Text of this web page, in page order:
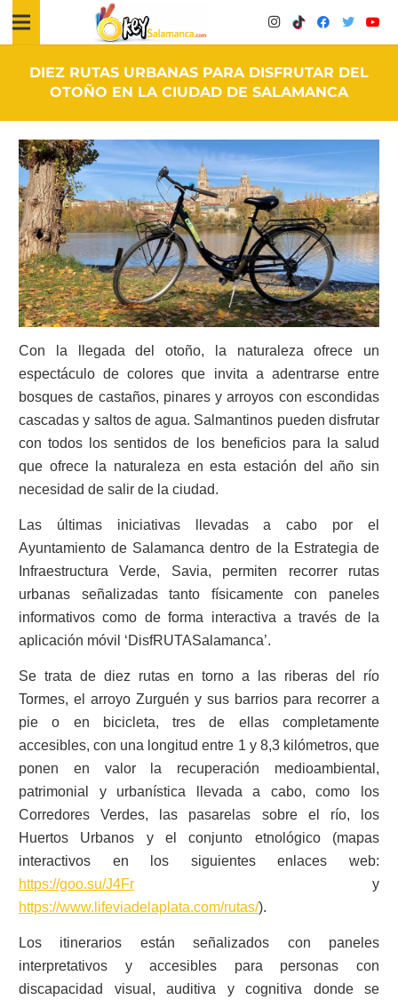
DIEZ RUTAS URBANAS PARA DISFRUTAR DEL
OTOÑO EN LA CIUDAD DE SALAMANCA
Con la llegada del otoño, la naturaleza ofrece un
espectáculo de colores que invita a adentrarse entre
bosques de castaños, pinares y arroyos con escondidas
cascadas y saltos de agua. Salmantinos pueden disfrutar
con todos los sentidos de los beneficios para la salud
que ofrece la naturaleza en esta estación del año sin
necesidad de salir de la ciudad.
Las últimas iniciativas llevadas a cabo por el
Ayuntamiento de Salamanca dentro de la Estrategia de
Infraestructura Verde, Savia, permiten recorrer rutas
urbanas señalizadas tanto físicamente con paneles
informativos como de forma interactiva a través de la
aplicación móvil ‘DisfRUTASalamanca’.
Se trata de diez rutas en torno a las riberas del río
Tormes, el arroyo Zurguén y sus barrios para recorrer a
pie o en bicicleta, tres de ellas completamente
accesibles, con una longitud entre 1 y 8,3 kilómetros, que
ponen en valor la recuperación medioambiental,
patrimonial y urbanística llevada a cabo, como los
Corredores Verdes, las pasarelas sobre el río, los
Huertos Urbanos y el conjunto etnológico (mapas
interactivos en los siguientes enlaces web:
https://goo.su/J4Fr y
https://www.lifeviadelaplata.com/rutas/).
Los itinerarios están señalizados con paneles
interpretativos y accesibles para personas con
discapacidad visual, auditiva y cognitiva donde se